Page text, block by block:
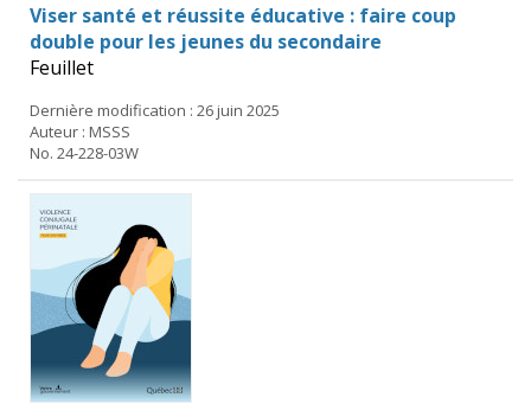
Viser santé et réussite éducative : faire coup
double pour les jeunes du secondaire
Feuillet
Dernière modification : 26 juin 2025
Auteur : MSSS
No. 24-228-03W